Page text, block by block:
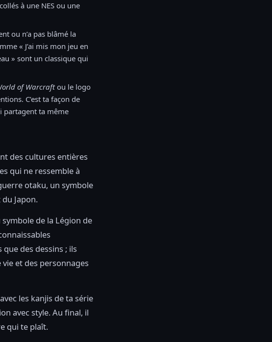
à une NES ou une
ou n’a pas blâmé la
« J’ai mis mon jeu en
» sont un classique qui
of Warcraftou le logo
C’est ta façon de
partagent ta même
des cultures entières
qui ne ressemble à
otaku, un symbole
Japon.
de la Légion de
des dessins ; ils
et des personnages
les kanjis de ta série
avec style. Au final, il
qui te plaît.